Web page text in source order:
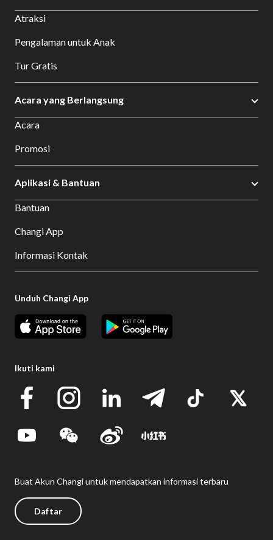
Atraksi
Pengalaman untuk Anak
Tur Gratis
Acara yang Berlangsung
Acara
Promosi
Aplikasi & Bantuan
Bantuan
Changi App
Informasi Kontak
Unduh Changi App
Ikuti kami
Buat Akun Changi untuk mendapatkan informasi terbaru
Daftar